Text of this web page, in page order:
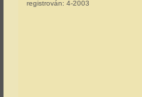
registrován: 4-2003